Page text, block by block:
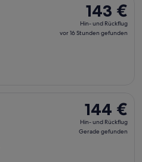
143 €
Hin-
und
143 €
Hin- und Rückflug
vor 16 Stunden gefunden
144 €
Hin-
und
144 €
Hin- und Rückflug
Gerade gefunden